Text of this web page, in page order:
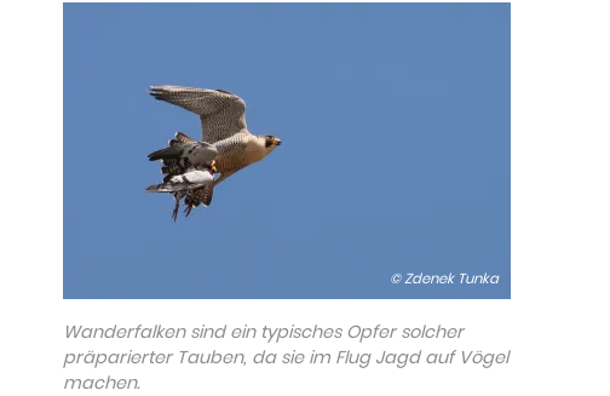
© Zdenek Tunka
Wanderfalken sind ein typisches Opfer solcher
präparierter Tauben, da sie im Flug Jagd auf Vögel
machen.